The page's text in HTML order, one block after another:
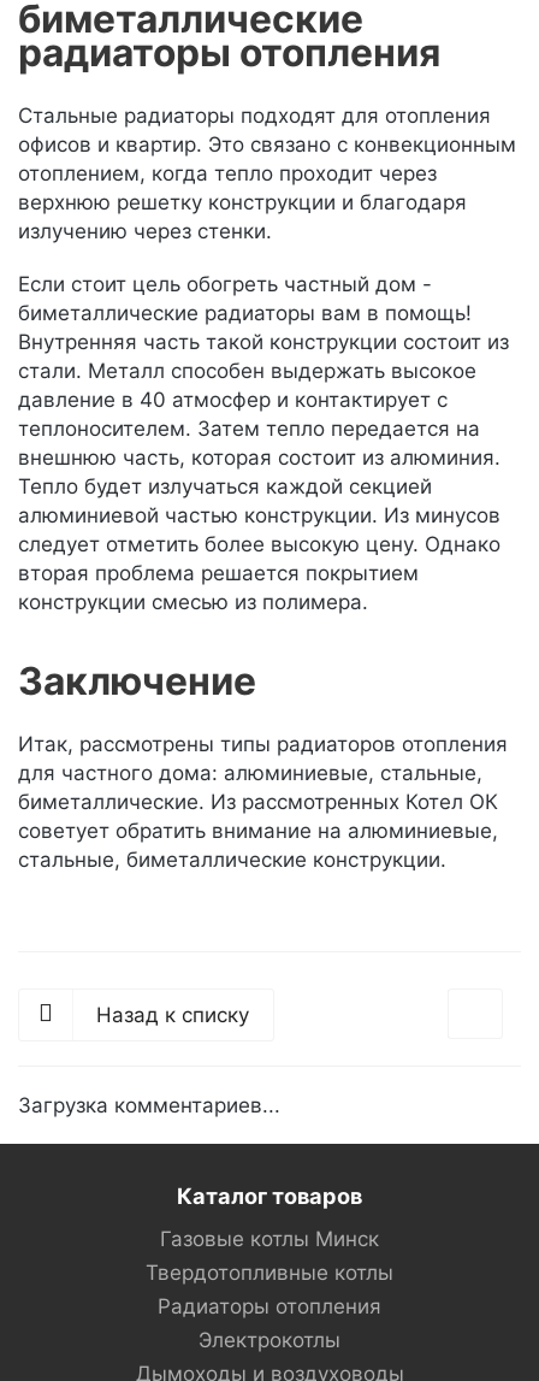
биметаллические
радиаторы отопления
Стальные радиаторы подходят для отопления
офисов и квартир. Это связано с конвекционным
отоплением, когда тепло проходит через
верхнюю решетку конструкции и благодаря
излучению через стенки.
Если стоит цель обогреть частный дом -
биметаллические радиаторы вам в помощь!
Внутренняя часть такой конструкции состоит из
стали. Металл способен выдержать высокое
давление в 40 атмосфер и контактирует с
теплоносителем. Затем тепло передается на
внешнюю часть, которая состоит из алюминия.
Тепло будет излучаться каждой секцией
алюминиевой частью конструкции. Из минусов
следует отметить более высокую цену. Однако
вторая проблема решается покрытием
конструкции смесью из полимера.
Заключение
Итак, рассмотрены типы радиаторов отопления
для частного дома: алюминиевые, стальные,
биметаллические. Из рассмотренных Котел ОК
советует обратить внимание на алюминиевые,
стальные, биметаллические конструкции.
Назад к списку
Загрузка комментариев...
Каталог товаров
Газовые котлы Минск
Твердотопливные котлы
Радиаторы отопления
Электрокотлы
Дымоходы и воздуховоды